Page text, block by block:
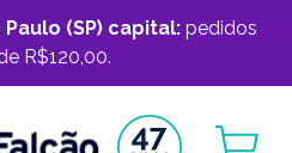
(SP) capital:pedidos
R$120,00.